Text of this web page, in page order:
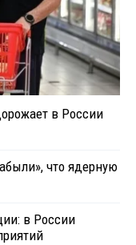
в России
что ядерную
в России